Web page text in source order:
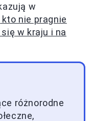
w
kto nie pragnie
w kraju i na
różnorodne